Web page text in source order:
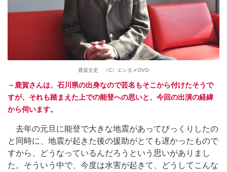
鹿賀丈史 （C）エンタメOVO
－鹿賀さんは、石川県の出身なので芸名もそこから付けたそうで
すが、それも踏まえた上での能登への思いと、今回の出演の経緯
から伺います。
去年の元旦に能登で大きな地震があってびっくりしたの
と同時に、地震が起きた後の援助がとても遅かったもので
すから、どうなっているんだろうという思いがありまし
た。そういう中で、今度は水害が起きて、どうしてこんな